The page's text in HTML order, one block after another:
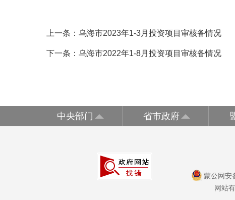
上一条： 乌海市2023年1-3月投资项目审核备情况
下一条： 乌海市2022年1-8月投资项目审核备情况
中央部门 省市政府
蒙公网安
网站